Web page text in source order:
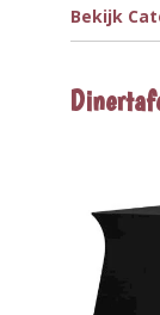
Bekijk